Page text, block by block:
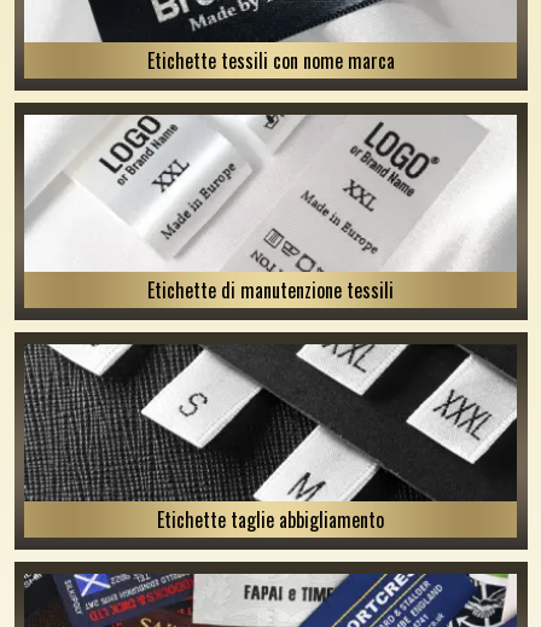
Etichette tessili con nome marca
Etichette di manutenzione tessili
Etichette taglie abbigliamento